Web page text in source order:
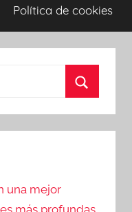
Política de cookies
una mejor